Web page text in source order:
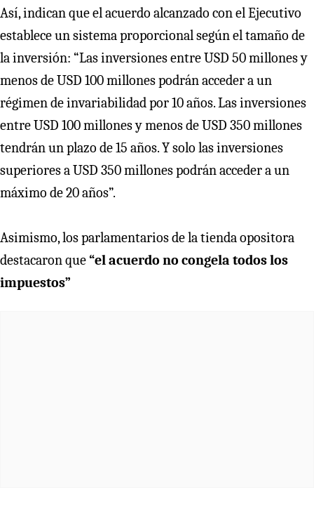
Así, indican que el acuerdo alcanzado con el Ejecutivo
establece un sistema proporcional según el tamaño de
la inversión: “Las inversiones entre USD 50 millones y
menos de USD 100 millones podrán acceder a un
régimen de invariabilidad por 10 años. Las inversiones
entre USD 100 millones y menos de USD 350 millones
tendrán un plazo de 15 años. Y solo las inversiones
superiores a USD 350 millones podrán acceder a un
máximo de 20 años”.
Asimismo, los parlamentarios de la tienda opositora
destacaron que“el acuerdo no congela todos los
impuestos”